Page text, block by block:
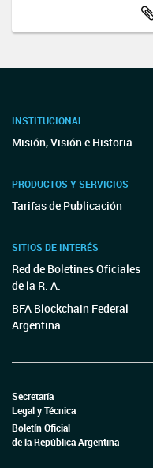
INSTITUCIONAL
Misión, Visión e Historia
PRODUCTOS Y SERVICIOS
Tarifas de Publicación
SITIOS DE INTERÉS
Red de Boletines Oficiales
de la R. A.
BFA Blockchain Federal
Argentina
Secretaría
Legal y Técnica
Boletín Oficial
de la República Argentina